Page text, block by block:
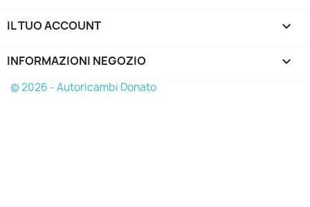
IL TUO ACCOUNT 
INFORMAZIONI NEGOZIO keyboard_arrow_down
© 2026 - Autoricambi Donato